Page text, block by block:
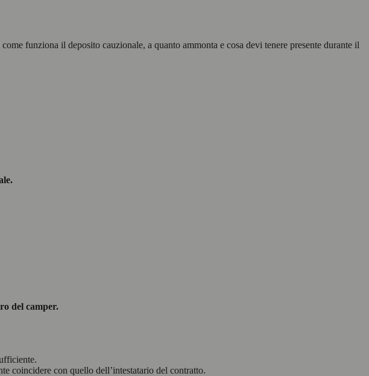
funziona il deposito cauzionale, a quanto ammonta e cosa devi tenere presente durante il
del camper.
coincidere con quello dell’intestatario del contratto.